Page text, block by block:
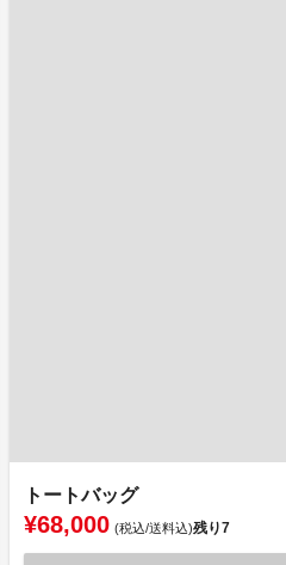
トートバッグ
¥68,000 (税込/送料込)残り7